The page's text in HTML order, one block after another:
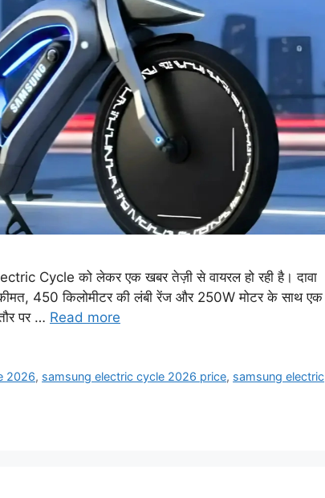
Cycle को लेकर एक खबर तेज़ी से वायरल हो रही है। दावा
450 किलोमीटर की लंबी रेंज और 250W मोटर के साथ एक
पर … Read more
2026, samsung electric cycle 2026 price, samsung electric